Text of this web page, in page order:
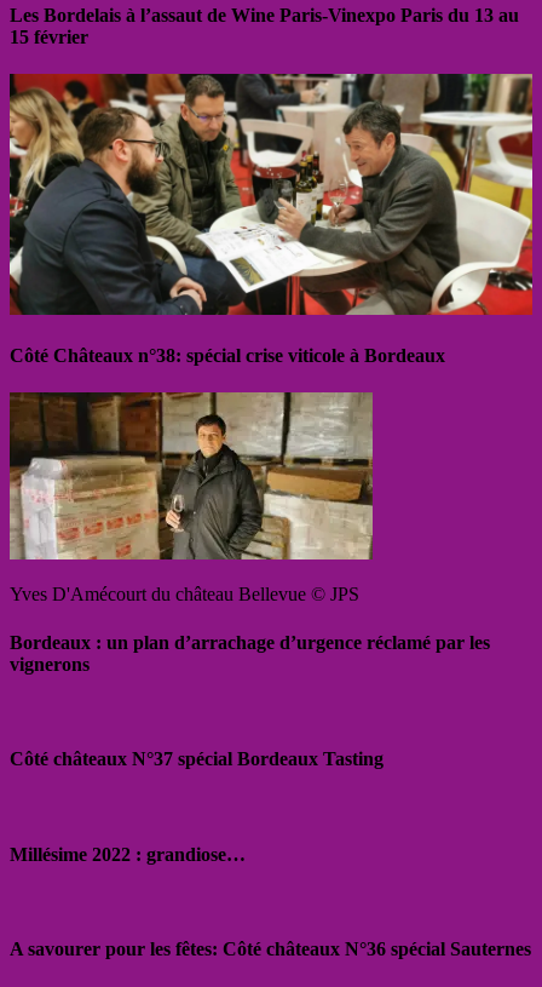
Les Bordelais à l’assaut de Wine Paris-Vinexpo Paris du 13 au
15 février
Côté Châteaux n°38: spécial crise viticole à Bordeaux
Yves D'Amécourt du château Bellevue © JPS
Bordeaux : un plan d’arrachage d’urgence réclamé par les
vignerons
Côté châteaux N°37 spécial Bordeaux Tasting
Millésime 2022 : grandiose…
A savourer pour les fêtes: Côté châteaux N°36 spécial Sauternes